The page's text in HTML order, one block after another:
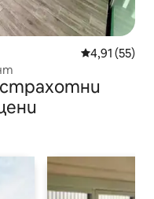
Средна
4,91 (55)